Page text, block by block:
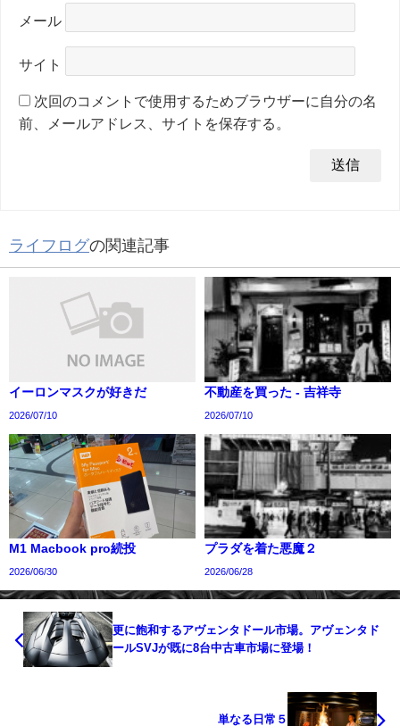
メール
サイト
次回のコメントで使用するためブラウザーに自分の名
前、メールアドレス、サイトを保存する。
ライフログの関連記事
イーロンマスクが好きだ
2026/07/10
不動産を買った - 吉祥寺
2026/07/10
M1 Macbook pro続投
2026/06/30
プラダを着た悪魔２
2026/06/28
更に飽和するアヴェンタドール市場。アヴェンタド
ールSVJが既に8台中古車市場に登場！
単なる日常５